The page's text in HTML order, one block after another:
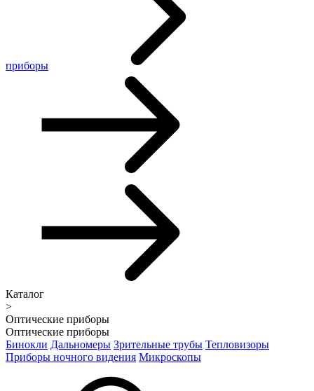
приборы
Каталог
>
Оптические приборы
Оптические приборы
Бинокли Дальномеры Зрительные трубы Тепловизоры
Приборы ночного видения Микроскопы